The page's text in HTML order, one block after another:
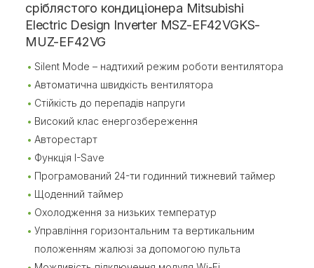
сріблястого кондиціонера Mitsubishi
Electric Design Inverter MSZ-EF42VGKS-
MUZ-EF42VG
Silent Mode – надтихий режим роботи вентилятора
Автоматична швидкість вентилятора
Стійкість до перепадів напруги
Високий клас енергозбереження
Авторестарт
Функція I-Save
Програмований 24-ти годинний тижневий таймер
Щоденний таймер
Охолодження за низьких температур
Управління горизонтальним та вертикальним
положенням жалюзі за допомогою пульта